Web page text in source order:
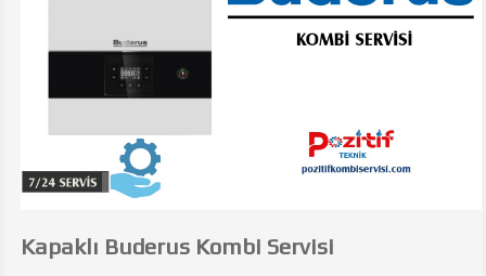
Kapaklı Buderus Kombi Servisi